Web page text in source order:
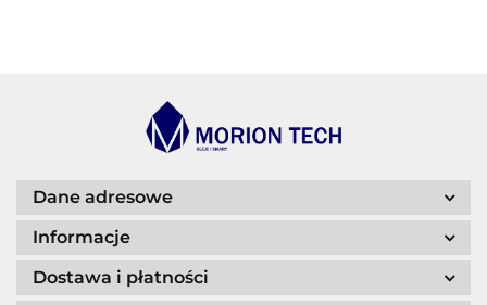
Dane adresowe
Informacje
Dostawa i płatności